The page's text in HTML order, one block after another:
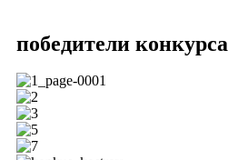
победители конкурса